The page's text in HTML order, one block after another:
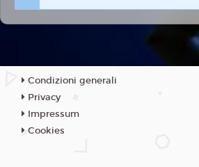
Condizioni generali
Privacy
Impressum
Cookies